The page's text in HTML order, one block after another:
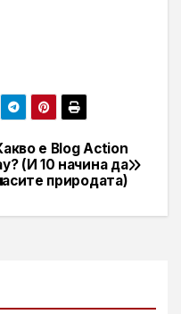
е Blog Action
(И 10 начина да
природата)